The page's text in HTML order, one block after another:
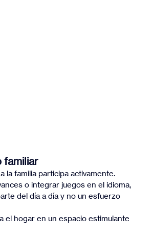
familiar
la familia participa activamente.
o integrar juegos en el idioma,
del día a día y no un esfuerzo
el hogar en un espacio estimulante